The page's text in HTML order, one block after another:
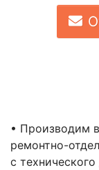
• Производим
ремонтно-
с